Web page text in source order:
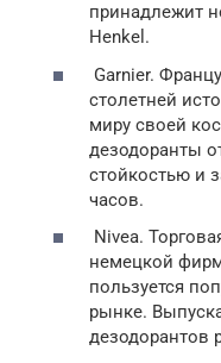
принадлежит
Henkel.
Garnier.
столетней
миру своей
дезодоранты
стойкостью и
часов.
Nivea.
немецкой
пользуется
рынке.
дезодорантов